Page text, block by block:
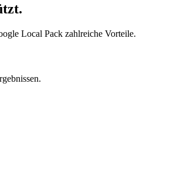
Local Pack zahlreiche Vorteile.